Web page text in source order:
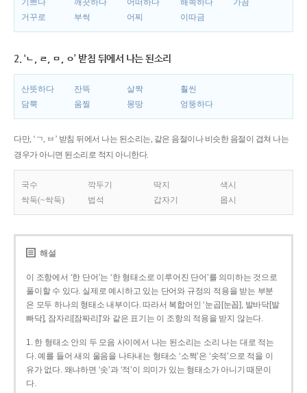
기쁘다
깨끗하다 어떠하다 해쓱하다
가끔
거꾸로
부썩 어찌 이따금
2. ‘ㄴ, ㄹ, ㅁ, ㅇ’ 받침 뒤에서 나는 된소리
산뜻하다 잔뜩 살짝
훨씬
담뿍
움찔 몽땅 엉뚱하다
다만, ‘ㄱ, ㅂ’ 받침 뒤에서 나는 된소리는, 같은 음절이나 비슷한 음절이 겹쳐 나는
경우가 아니면 된소리로 적지 아니한다.
국수 깍두기 딱지
색시
싹둑(~싹둑)
법석 갑자기 몹시
해설
이 조항에서 ‘한 단어’는 ‘한 형태소로 이루어진 단어’를 의미하는 것으로
풀이할 수 있다. 실제로 예시하고 있는 단어와 규정의 적용을 받는 부분
은 모두 하나의 형태소 내부이다. 따라서 복합어인 ‘눈곱[눈꼽], 발바닥[발
빠닥], 잠자리[잠짜리]’와 같은 표기는 이 조항의 적용을 받지 않는다.
1. 한 형태소 안의 두 모음 사이에서 나는 된소리는 소리 나는 대로 적는
다. 예를 들어 새의 울음을 나타내는 형태소 ‘소쩍’은 ‘솟적’으로 적을 이
유가 없다. 왜냐하면 ‘솟’과 ‘적’이 의미가 있는 형태소가 아니기 때문이
다.